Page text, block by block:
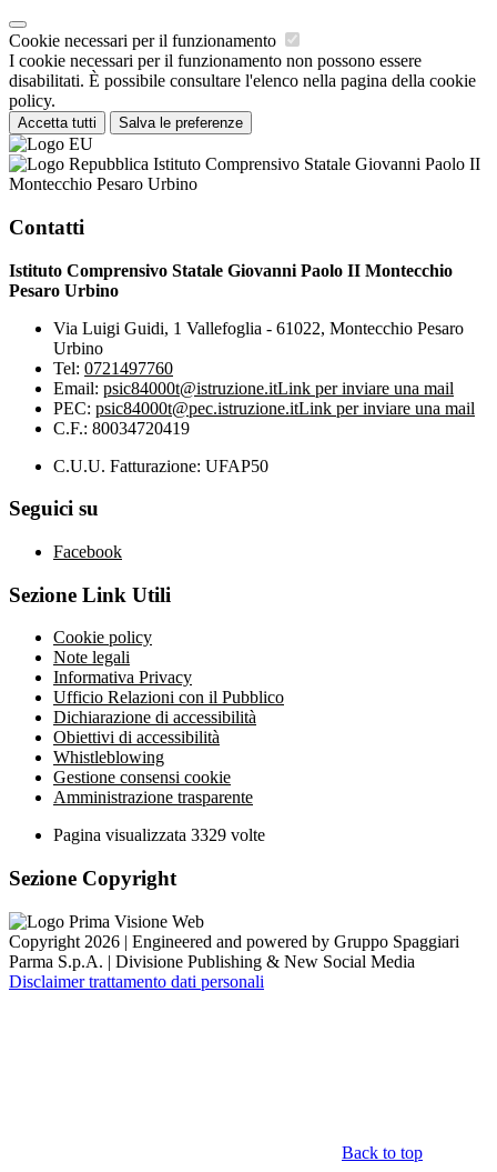
Cookie necessari per il funzionamento
I cookie necessari per il funzionamento non possono essere
disabilitati. È possibile consultare l'elenco nella pagina della cookie
policy.
Accetta tutti Salva le preferenze
Istituto Comprensivo Statale Giovanni Paolo II
Montecchio Pesaro Urbino
Contatti
Istituto Comprensivo Statale Giovanni Paolo II Montecchio
Pesaro Urbino
Via Luigi Guidi, 1 Vallefoglia - 61022, Montecchio Pesaro
Urbino
Tel: 0721497760
Email: psic84000t@istruzione.itLink per inviare una mail
PEC: psic84000t@pec.istruzione.itLink per inviare una mail
C.F.: 80034720419
C.U.U. Fatturazione: UFAP50
Seguici su
Facebook
Sezione Link Utili
Cookie policy
Note legali
Informativa Privacy
Ufficio Relazioni con il Pubblico
Dichiarazione di accessibilità
Obiettivi di accessibilità
Whistleblowing
Gestione consensi cookie
Amministrazione trasparente
Pagina visualizzata 3329 volte
Sezione Copyright
Copyright 2026 | Engineered and powered by Gruppo Spaggiari
Parma S.p.A. | Divisione Publishing & New Social Media
Disclaimer trattamento dati personali
Back to top